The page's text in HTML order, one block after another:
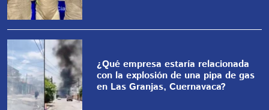
¿Qué empresa estaría relacionada
con la explosión de una pipa de gas
en Las Granjas, Cuernavaca?